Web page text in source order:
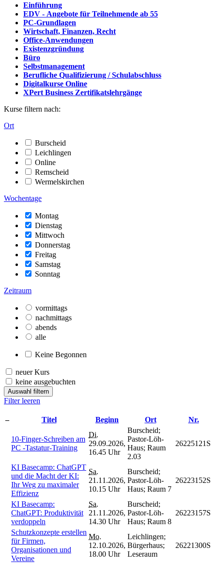
Einführung
EDV - Angebote für Teilnehmende ab 55
PC-Grundlagen
Wirtschaft, Finanzen, Recht
Office-Anwendungen
Existenzgründung
Büro
Selbstmanagement
Berufliche Qualifizierung / Schulabschluss
Digitalkurse Online
XPert Business Zertifikatslehrgänge
Kurse filtern nach:
Ort
Burscheid
Leichlingen
Online
Remscheid
Wermelskirchen
Wochentage
Montag
Dienstag
Mittwoch
Donnerstag
Freitag
Samstag
Sonntag
Zeitraum
vormittags
nachmittags
abends
alle
Keine Begonnen
neuer Kurs
keine ausgebuchten
Auswahl filtern
Filter leeren
– Titel Beginn Ort Nr.
10-Finger-Schreiben am
PC -Tastatur-Training
Di.
29.09.2026,
16.45 Uhr
Burscheid;
Pastor-Löh-
Haus; Raum
2.03
26225121S
KI Basecamp: ChatGPT
und die Macht der KI:
Ihr Weg zu maximaler
Effizienz
Sa.
21.11.2026,
10.15 Uhr
Burscheid;
Pastor-Löh-
Haus; Raum 7
26223152S
KI Basecamp:
ChatGPT: Produktivität
verdoppeln
Sa.
21.11.2026,
14.30 Uhr
Burscheid;
Pastor-Löh-
Haus; Raum 8
26223157S
Schutzkonzepte erstellen
für Firmen,
Organisationen und
Vereine
Mo.
12.10.2026,
18.00 Uhr
Leichlingen;
Bürgerhaus;
Leseraum
26221300S